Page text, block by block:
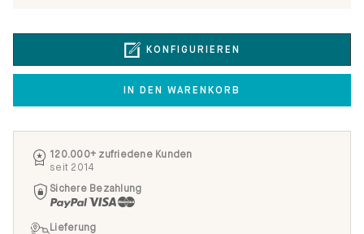
KONFIGURIEREN
IN DEN WARENKORB
120.000+ zufriedene Kunden
seit 2014
Sichere Bezahlung
Lieferung